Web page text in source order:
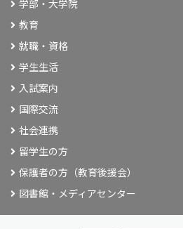
学部・大学院
教育
就職・資格
学生生活
入試案内
国際交流
社会連携
留学生の方
保護者の方（教育後援会）
図書館・メディアセンター